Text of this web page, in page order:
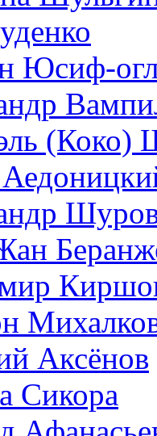
Юсиф-
(Коко)
Аксёнов
Сикора